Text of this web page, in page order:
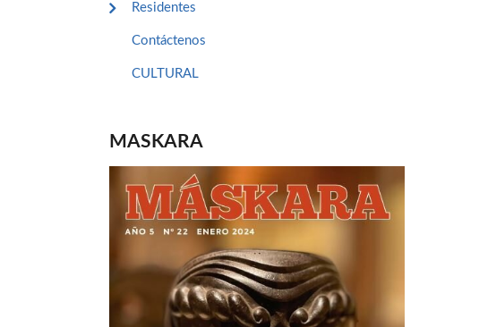
Residentes
Contáctenos
CULTURAL
MASKARA